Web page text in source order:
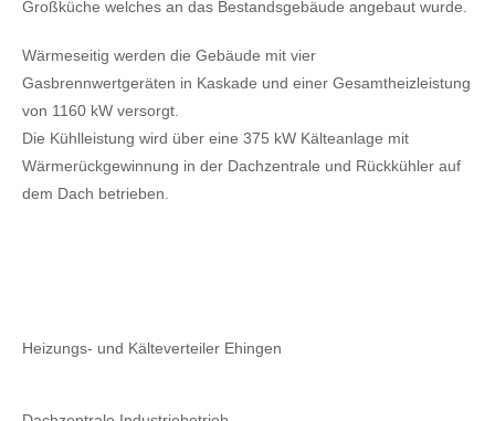
Großküche welches an das Bestandsgebäude angebaut wurde.
Wärmeseitig werden die Gebäude mit vier
Gasbrennwertgeräten in Kaskade und einer Gesamtheizleistung
von 1160 kW versorgt.
Die Kühlleistung wird über eine 375 kW Kälteanlage mit
Wärmerückgewinnung in der Dachzentrale und Rückkühler auf
dem Dach betrieben.
Heizungs- und Kälteverteiler Ehingen